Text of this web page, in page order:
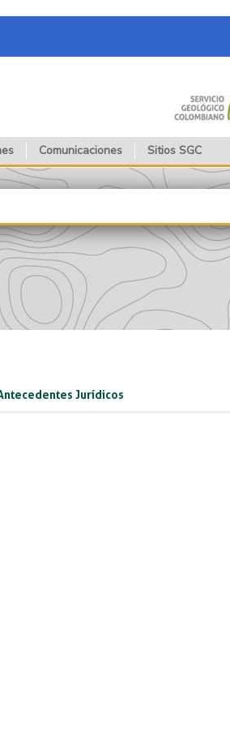
Comunicaciones Sitios SGC
Jurídicos